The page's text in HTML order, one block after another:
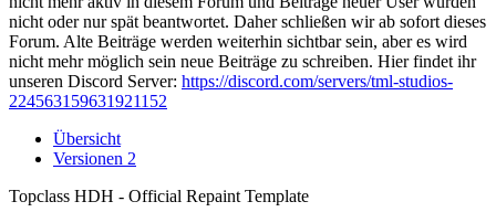
nicht oder nur spät beantwortet. Daher schließen wir ab sofort dieses
Forum. Alte Beiträge werden weiterhin sichtbar sein, aber es wird
nicht mehr möglich sein neue Beiträge zu schreiben. Hier findet ihr
unseren Discord Server: https://discord.com/servers/tml-studios-
224563159631921152
Übersicht
Versionen 2
Topclass HDH - Official Repaint Template